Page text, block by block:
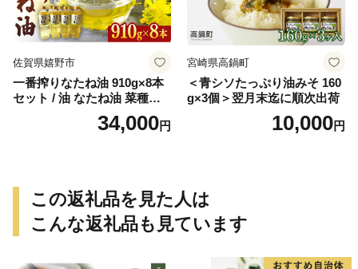
佐賀県嬉野市
一番搾りなたね油 910g×8本
セット / 油 なたね油 菜種油
ナタネ【山下製油】 [NBE00
34,000円
宮崎県高鍋町
＜青シソたっぷり油みそ 160
g×3個＞翌月末迄に順次出荷
10,000円
この返礼品を見た人は
こんな返礼品も見ています